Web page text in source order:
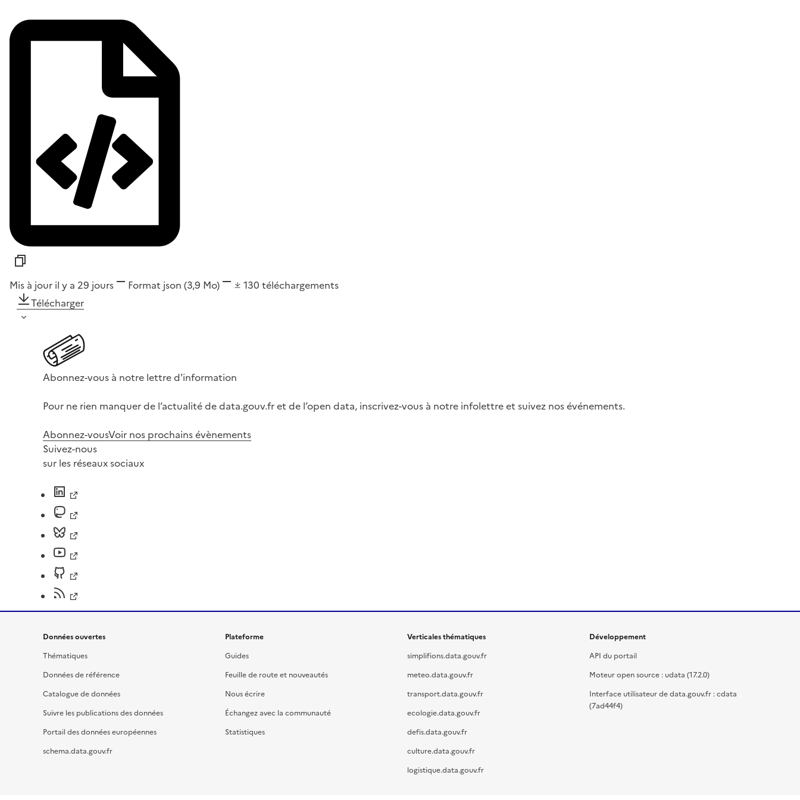
Mis à jour il y a 29 jours Format json (3,9 Mo) 130 téléchargements
Télécharger
Abonnez-vous à notre lettre d'information
Pour ne rien manquer de l’actualité de data.gouv.fr et de l’open data, inscrivez-vous à notre infolettre et suivez nos événements.
Abonnez-vousVoir nos prochains évènements
Suivez-nous
sur les réseaux sociaux
Données ouvertes
Thématiques
Données de référence
Catalogue de données
Suivre les publications des données
Portail des données européennes
schema.data.gouv.fr
Plateforme
Guides
Feuille de route et nouveautés
Nous écrire
Échangez avec la communauté
Statistiques
Verticales thématiques
simplifions.data.gouv.fr
meteo.data.gouv.fr
transport.data.gouv.fr
ecologie.data.gouv.fr
defis.data.gouv.fr
culture.data.gouv.fr
logistique.data.gouv.fr
Développement
API du portail
Moteur open source : udata (17.2.0)
Interface utilisateur de data.gouv.fr : cdata
(7ad44f4)